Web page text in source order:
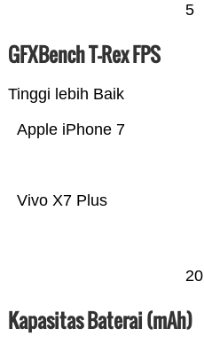
5
GFXBench T-Rex FPS
Tinggi lebih Baik
Vivo X7 Plus
Apple iPhone 7
20
Kapasitas Baterai (mAh)